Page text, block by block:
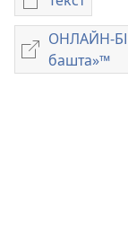
Параметри
публікацій
ЖУРНАЛИ
ОНЛАЙН-
башта»™